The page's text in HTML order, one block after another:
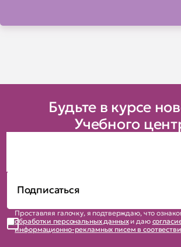
Будьте в курсе
Учебного
Проставляя галочку, я подтверждаю, что
обработки персональных данныхи даю
информационно-рекламных писем в